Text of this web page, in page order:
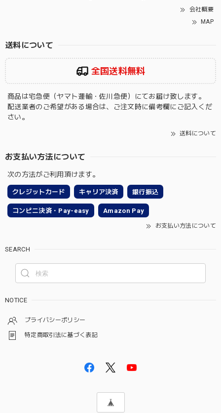
会社概要
MAP
送料について
全国送料無料
商品は宅急便（ヤマト運輸・佐川急便）にてお届け致します。
配送業者のご希望がある場合は、ご注文時に備考欄にご記入くだ
さい。
送料について
お支払い方法について
次の方法がご利用頂けます。
クレジットカード キャリア決済 銀行振込
コンビニ決済・Pay-easy Amazon Pay
お支払い方法について
SEARCH
NOTICE
プライバシーポリシー
特定商取引法に基づく表記